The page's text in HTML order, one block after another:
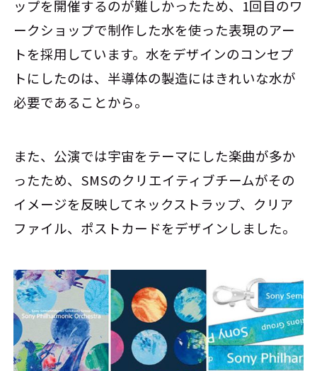
ップを開催するのが難しかったため、1回目のワ
ークショップで制作した水を使った表現のアー
トを採用しています。水をデザインのコンセプ
トにしたのは、半導体の製造にはきれいな水が
必要であることから。
また、公演では宇宙をテーマにした楽曲が多か
ったため、SMSのクリエイティブチームがその
イメージを反映してネックストラップ、クリア
ファイル、ポストカードをデザインしました。